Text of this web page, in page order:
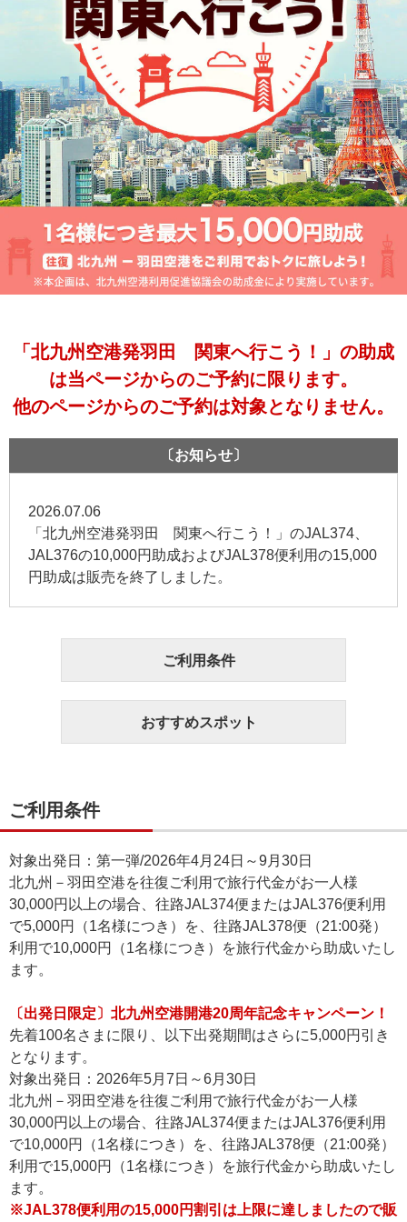
「北九州空港発羽田 関東へ行こう！」の助成
は当ページからのご予約に限ります。
他のページからのご予約は対象となりません。
〔お知らせ〕
2026.07.06
「北九州空港発羽田 関東へ行こう！」のJAL374、
JAL376の10,000円助成およびJAL378便利用の15,000
円助成は販売を終了しました。
ご利用条件
おすすめスポット
ご利用条件
対象出発日：第一弾/2026年4月24日～9月30日
北九州－羽田空港を往復ご利用で旅行代金がお一人様
30,000円以上の場合、往路JAL374便またはJAL376便利用
で5,000円（1名様につき）を、往路JAL378便（21:00発）
利用で10,000円（1名様につき）を旅行代金から助成いたし
ます。
〔出発日限定〕北九州空港開港20周年記念キャンペーン！
先着100名さまに限り、以下出発期間はさらに5,000円引き
となります。
対象出発日：2026年5月7日～6月30日
北九州－羽田空港を往復ご利用で旅行代金がお一人様
30,000円以上の場合、往路JAL374便またはJAL376便利用
で10,000円（1名様につき）を、往路JAL378便（21:00発）
利用で15,000円（1名様につき）を旅行代金から助成いたし
ます。
※JAL378便利用の15,000円割引は上限に達しましたので販